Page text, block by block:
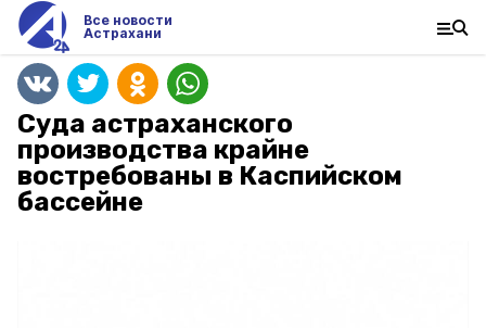
Все новости
Астрахани
Суда астраханского
производства крайне
востребованы в Каспийском
бассейне